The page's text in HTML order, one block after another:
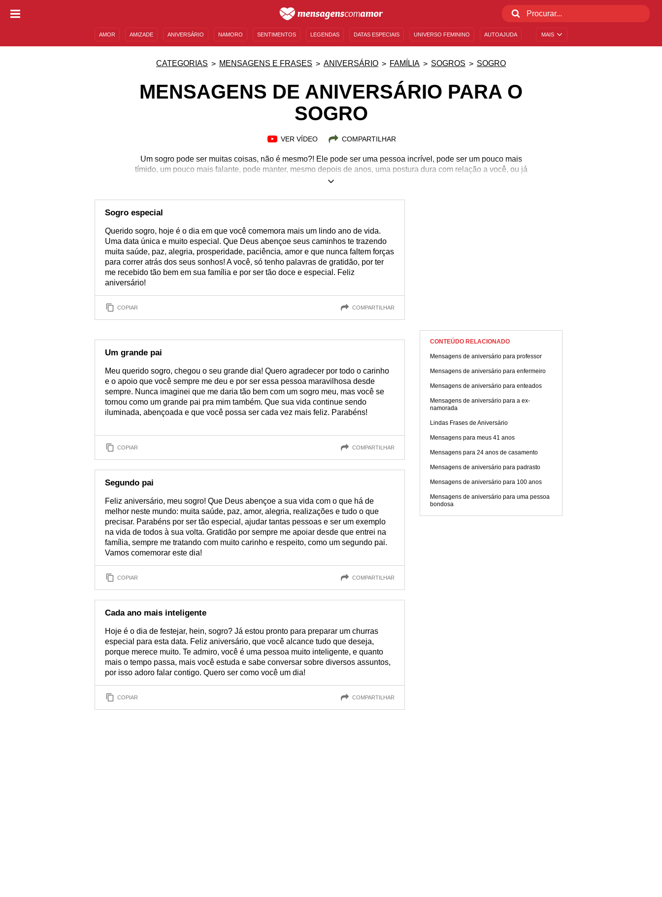
MAIS
AMOR AMIZADE ANIVERSÁRIO NAMORO SENTIMENTOS LEGENDAS DATAS ESPECIAIS UNIVERSO FEMININO AUTOAJUDA
CATEGORIAS MENSAGENS E FRASES ANIVERSÁRIO FAMÍLIA SOGROS SOGRO
MENSAGENS DE ANIVERSÁRIO PARA O
SOGRO
VER VÍDEO COMPARTILHAR
Um sogro pode ser muitas coisas, não é mesmo?! Ele pode ser uma pessoa incrível, pode ser um pouco mais
tímido, um pouco mais falante, pode manter, mesmo depois de anos, uma postura dura com relação a você, ou já
te considerar mais do que parte da família! Em todos os casos, é fato que lembrar-se do aniversário dele e
Aproveite a diversidade de textos, nenhum muito longo, para mandar para o seu sogro nesse dia tão especial, o
aniversário dele! Inspire-se para criar uma mensagem por sua própria conta, ou encha-o de carinho com uma
Sogro especial
Querido sogro, hoje é o dia em que você comemora mais um lindo ano de vida.
Uma data única e muito especial. Que Deus abençoe seus caminhos te trazendo
muita saúde, paz, alegria, prosperidade, paciência, amor e que nunca faltem forças
para correr atrás dos seus sonhos! A você, só tenho palavras de gratidão, por ter
me recebido tão bem em sua família e por ser tão doce e especial. Feliz
aniversário!
COPIAR COMPARTILHAR
Um grande pai
Meu querido sogro, chegou o seu grande dia! Quero agradecer por todo o carinho
e o apoio que você sempre me deu e por ser essa pessoa maravilhosa desde
sempre. Nunca imaginei que me daria tão bem com um sogro meu, mas você se
tornou como um grande pai pra mim também. Que sua vida continue sendo
iluminada, abençoada e que você possa ser cada vez mais feliz. Parabéns!
COPIAR COMPARTILHAR
Segundo pai
Feliz aniversário, meu sogro! Que Deus abençoe a sua vida com o que há de
melhor neste mundo: muita saúde, paz, amor, alegria, realizações e tudo o que
precisar. Parabéns por ser tão especial, ajudar tantas pessoas e ser um exemplo
na vida de todos à sua volta. Gratidão por sempre me apoiar desde que entrei na
família, sempre me tratando com muito carinho e respeito, como um segundo pai.
Vamos comemorar este dia!
COPIAR COMPARTILHAR
Cada ano mais inteligente
Hoje é o dia de festejar, hein, sogro? Já estou pronto para preparar um churras
especial para esta data. Feliz aniversário, que você alcance tudo que deseja,
porque merece muito. Te admiro, você é uma pessoa muito inteligente, e quanto
mais o tempo passa, mais você estuda e sabe conversar sobre diversos assuntos,
por isso adoro falar contigo. Quero ser como você um dia!
COPIAR COMPARTILHAR
CONTEÚDO RELACIONADO
Mensagens de aniversário para professor
Mensagens de aniversário para enfermeiro
Mensagens de aniversário para enteados
Mensagens de aniversário para a ex-
namorada
Lindas Frases de Aniversário
Mensagens para meus 41 anos
Mensagens para 24 anos de casamento
Mensagens de aniversário para padrasto
Mensagens de aniversário para 100 anos
Mensagens de aniversário para uma pessoa
bondosa